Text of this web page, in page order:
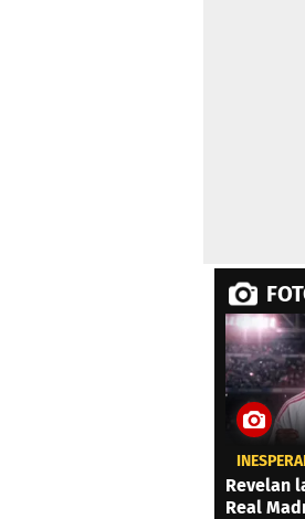
Revelan
Real